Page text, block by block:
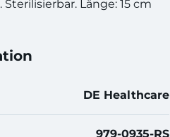
Länge: 15 cm
DE Healthcare
979-0935-RS